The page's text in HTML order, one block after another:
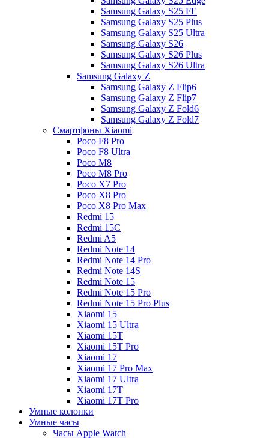
Samsung Galaxy S25 FE
Samsung Galaxy S25 Plus
Samsung Galaxy S25 Ultra
Samsung Galaxy S26
Samsung Galaxy S26 Plus
Samsung Galaxy S26 Ultra
Samsung Galaxy Z
Samsung Galaxy Z Flip6
Samsung Galaxy Z Flip7
Samsung Galaxy Z Fold6
Samsung Galaxy Z Fold7
Смартфоны Xiaomi
Poco F8 Pro
Poco F8 Ultra
Poco M8
Poco M8 Pro
Poco X7 Pro
Poco X8 Pro
Poco X8 Pro Max
Redmi 15
Redmi 15C
Redmi A5
Redmi Note 14
Redmi Note 14 Pro
Redmi Note 14S
Redmi Note 15
Redmi Note 15 Pro
Redmi Note 15 Pro Plus
Xiaomi 15
Xiaomi 15 Ultra
Xiaomi 15T
Xiaomi 15T Pro
Xiaomi 17
Xiaomi 17 Pro Max
Xiaomi 17 Ultra
Xiaomi 17T
Xiaomi 17T Pro
Умные колонки
Умные часы
Часы Apple Watch